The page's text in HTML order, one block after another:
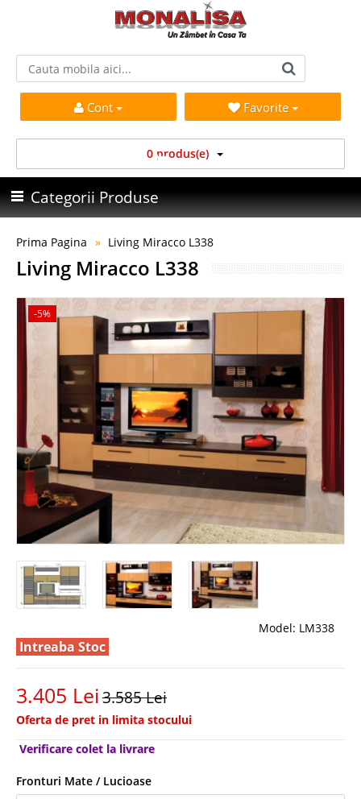
Cont Favorite
0 produs(e)
Categorii Produse
Prima Pagina Living Miracco L338
Living Miracco L338
-5%
Model: LM338
Intreaba Stoc
3.405 Lei3.585 Lei
Oferta de pret in limita stocului
Verificare colet la livrare
Fronturi Mate / Lucioase